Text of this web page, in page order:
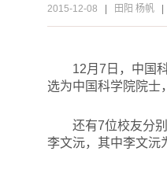
2015-12-08 田阳 杨帆
12月7日，中国
选为中国科学院院士
还有7位校友分
李文沅，其中李文沅